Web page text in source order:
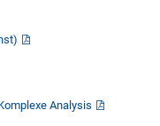
Analysis